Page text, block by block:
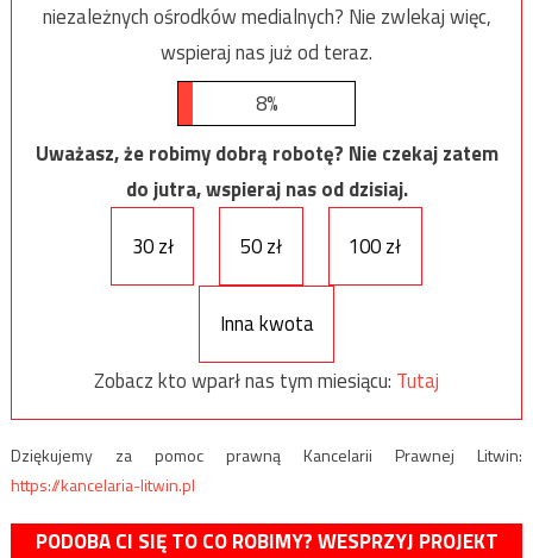
niezależnych ośrodków medialnych? Nie zwlekaj więc,
wspieraj nas już od teraz.
8%
Uważasz, że robimy dobrą robotę? Nie czekaj zatem
do jutra, wspieraj nas od dzisiaj.
30 zł
50 zł 100 zł
Inna kwota
Zobacz kto wparł nas tym miesiącu: Tutaj
Dziękujemy za pomoc prawną Kancelarii Prawnej Litwin:
https://kancelaria-litwin.pl
PODOBA CI SIĘ TO CO ROBIMY? WESPRZYJ PROJEKT